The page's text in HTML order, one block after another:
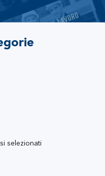
selezionati